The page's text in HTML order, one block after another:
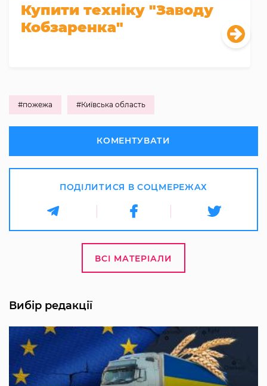
Купити техніку "Заводу
Кобзаренка"
#пожежа #Київська область
КОМЕНТУВАТИ
ПОДІЛИТИСЯ В СОЦМЕРЕЖАХ
ВСІ МАТЕРІАЛИ
Вибір редакції